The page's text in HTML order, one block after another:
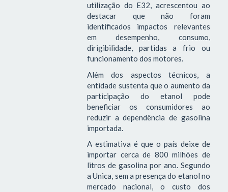
utilização do E32, acrescentou ao
destacar que não foram
identificados impactos relevantes
em desempenho, consumo,
dirigibilidade, partidas a frio ou
funcionamento dos motores.
Além dos aspectos técnicos, a
entidade sustenta que o aumento da
participação do etanol pode
beneficiar os consumidores ao
reduzir a dependência de gasolina
importada.
A estimativa é que o país deixe de
importar cerca de 800 milhões de
litros de gasolina por ano. Segundo
a Unica, sem a presença do etanol no
mercado nacional, o custo dos